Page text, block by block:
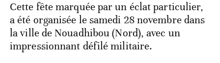
Cette fête marquée par un éclat particulier,
a été organisée le samedi 28 novembre dans
la ville de Nouadhibou (Nord), avec un
impressionnant défilé militaire.